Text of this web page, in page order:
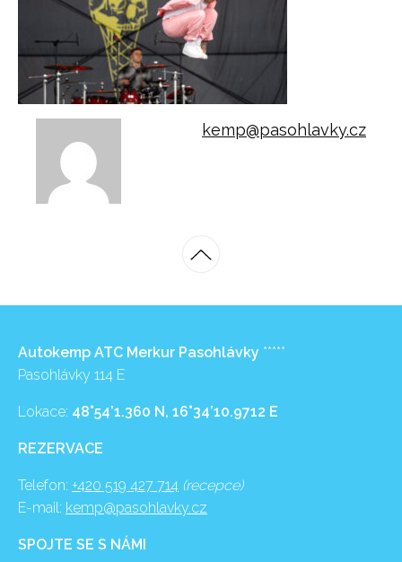
kemp@pasohlavky.cz
Autokemp ATC Merkur Pasohlávky *****
Pasohlávky 114 E
Lokace: 48°54’1.360 N, 16°34’10.9712 E
REZERVACE
Telefon: +420 519 427 714 (recepce)
E-mail: kemp@pasohlavky.cz
SPOJTE SE S NÁMI